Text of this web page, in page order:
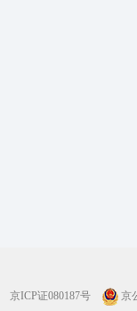
京ICP证080187号 京